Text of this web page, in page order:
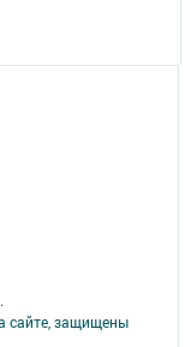
сайте, защищены